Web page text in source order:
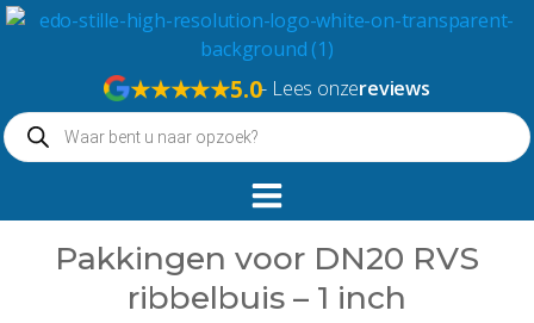
Naar
★★★★★5.0- Lees onzereviews
Producten
zoeken
Pakkingen voor DN20 RVS
ribbelbuis – 1 inch